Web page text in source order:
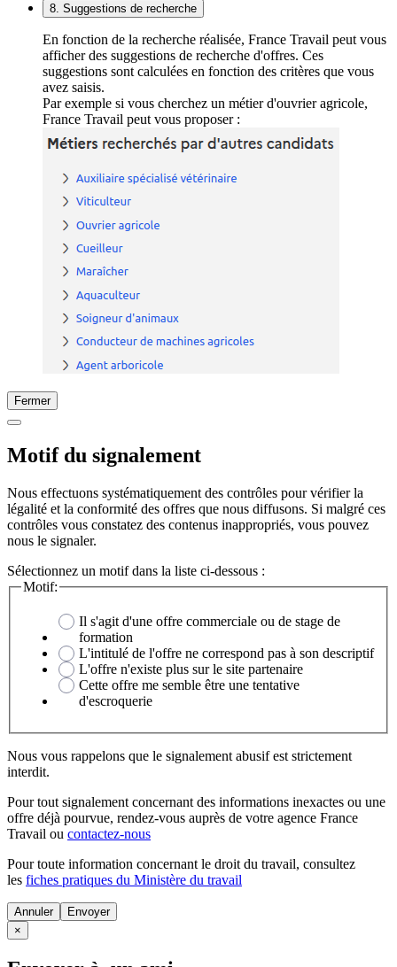
8. Suggestions de recherche
En fonction de la recherche réalisée, France Travail peut vous
afficher des suggestions de recherche d'offres. Ces
suggestions sont calculées en fonction des critères que vous
avez saisis.
Par exemple si vous cherchez un métier d'ouvrier agricole,
France Travail peut vous proposer :
Fermer
Motif du signalement
Nous effectuons systématiquement des contrôles pour vérifier la
légalité et la conformité des offres que nous diffusons. Si malgré ces
contrôles vous constatez des contenus inappropriés, vous pouvez
nous le signaler.
Sélectionnez un motif dans la liste ci-dessous :
Motif:
Il s'agit d'une offre commerciale ou de stage de
formation
L'intitulé de l'offre ne correspond pas à son descriptif
L'offre n'existe plus sur le site partenaire
Cette offre me semble être une tentative
d'escroquerie
Nous vous rappelons que le signalement abusif est strictement
interdit.
Pour tout signalement concernant des informations inexactes ou une
offre déjà pourvue, rendez-vous auprès de votre agence France
Travail ou contactez-nous
Pour toute information concernant le droit du travail, consultez
les fiches pratiques du Ministère du travail
Annuler
×